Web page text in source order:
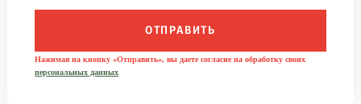
ОТПРАВИТЬ
Нажимая на кнопку «Отправить», вы даете согласие на обработку своих
персональных данных